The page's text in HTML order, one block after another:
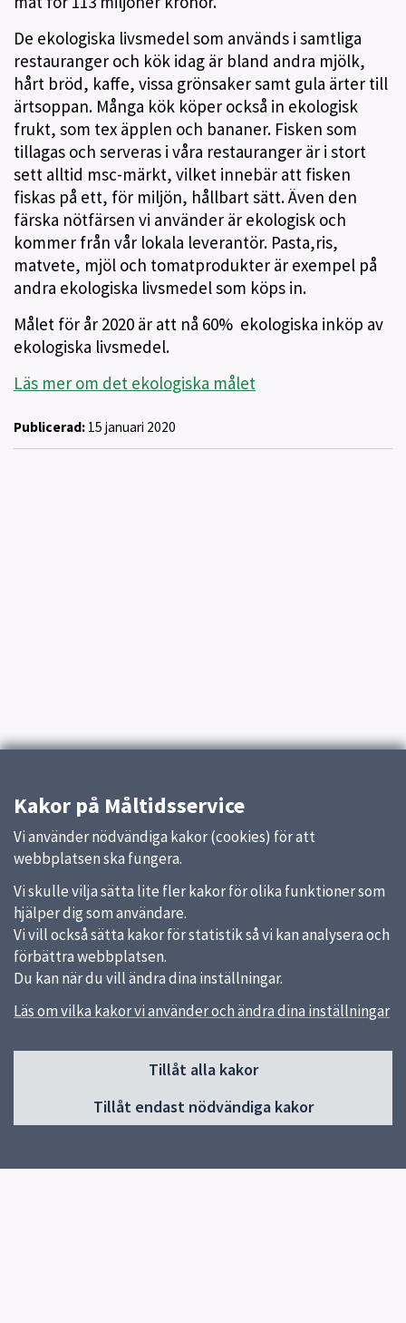
De ekologiska livsmedel som används i samtliga
restauranger och kök idag är bland andra mjölk,
hårt bröd, kaffe, vissa grönsaker samt gula ärter till
ärtsoppan. Många kök köper också in ekologisk
frukt, som tex äpplen och bananer. Fisken som
tillagas och serveras i våra restauranger är i stort
sett alltid msc-märkt, vilket innebär att fisken
fiskas på ett, för miljön, hållbart sätt. Även den
färska nötfärsen vi använder är ekologisk och
kommer från vår lokala leverantör. Pasta,ris,
matvete, mjöl och tomatprodukter är exempel på
andra ekologiska livsmedel som köps in.
Målet för år 2020 är att nå 60% ekologiska inköp av
ekologiska livsmedel.
Läs mer om det ekologiska målet
Publicerad: 15 januari 2020
Kakor på Måltidsservice
Vi använder nödvändiga kakor (cookies) för att
webbplatsen ska fungera.
Vi skulle vilja sätta lite fler kakor för olika funktioner som
hjälper dig som användare.
Vi vill också sätta kakor för statistik så vi kan analysera och
förbättra webbplatsen.
Du kan när du vill ändra dina inställningar.
Läs om vilka kakor vi använder och ändra dina inställningar
Tillåt alla kakor
Tillåt endast nödvändiga kakor
Sidfot
Våra kök och menyer